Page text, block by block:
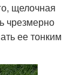
щелочная
чрезмерно
ее тонким